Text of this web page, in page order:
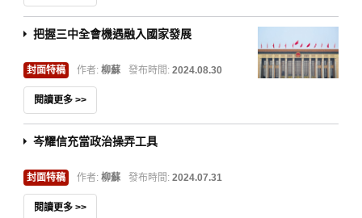
把握三中全會機遇融入國家發展
封面特稿 作者: 柳蘇 發布時間: 2024.08.30
閱讀更多 >>
岑耀信充當政治操弄工具
封面特稿 作者: 柳蘇 發布時間: 2024.07.31
閱讀更多 >>